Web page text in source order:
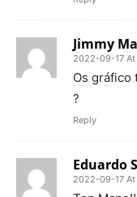
Jimmy
2022-09-17
Os gráfico
?
Reply
Eduardo
2022-09-17